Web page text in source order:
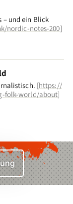
– und ein Blick
nordic-notes-200]
[https://
folk-world/about]